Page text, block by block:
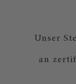
Unser
an